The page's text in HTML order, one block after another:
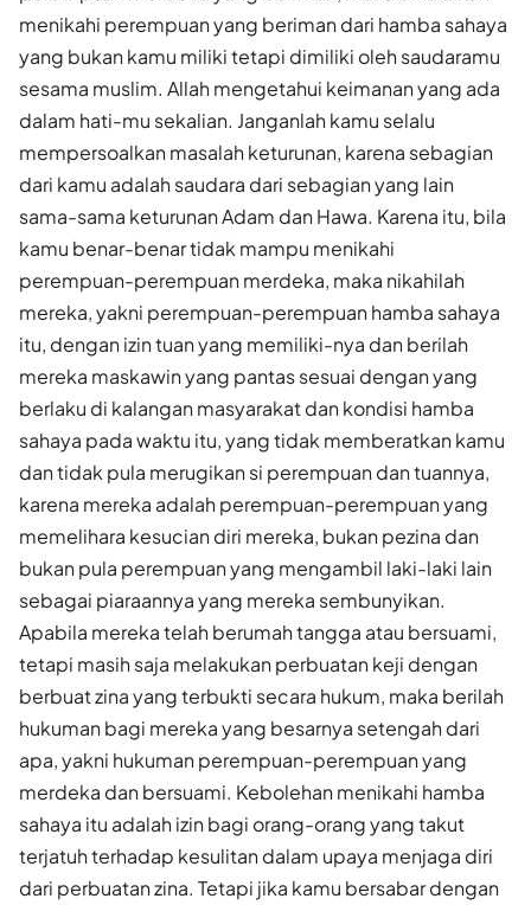
menikahi perempuan yang beriman dari hamba sahaya
yang bukan kamu miliki tetapi dimiliki oleh saudaramu
sesama muslim. Allah mengetahui keimanan yang ada
dalam hati-mu sekalian. Janganlah kamu selalu
mempersoalkan masalah keturunan, karena sebagian
dari kamu adalah saudara dari sebagian yang lain
sama-sama keturunan Adam dan Hawa. Karena itu, bila
kamu benar-benar tidak mampu menikahi
perempuan-perempuan merdeka, maka nikahilah
mereka, yakni perempuan-perempuan hamba sahaya
itu, dengan izin tuan yang memiliki-nya dan berilah
mereka maskawin yang pantas sesuai dengan yang
berlaku di kalangan masyarakat dan kondisi hamba
sahaya pada waktu itu, yang tidak memberatkan kamu
dan tidak pula merugikan si perempuan dan tuannya,
karena mereka adalah perempuan-perempuan yang
memelihara kesucian diri mereka, bukan pezina dan
bukan pula perempuan yang mengambil laki-laki lain
sebagai piaraannya yang mereka sembunyikan.
Apabila mereka telah berumah tangga atau bersuami,
tetapi masih saja melakukan perbuatan keji dengan
berbuat zina yang terbukti secara hukum, maka berilah
hukuman bagi mereka yang besarnya setengah dari
apa, yakni hukuman perempuan-perempuan yang
merdeka dan bersuami. Kebolehan menikahi hamba
sahaya itu adalah izin bagi orang-orang yang takut
terjatuh terhadap kesulitan dalam upaya menjaga diri
dari perbuatan zina. Tetapi jika kamu bersabar dengan